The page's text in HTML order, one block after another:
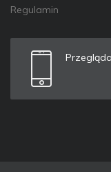
Regulamin